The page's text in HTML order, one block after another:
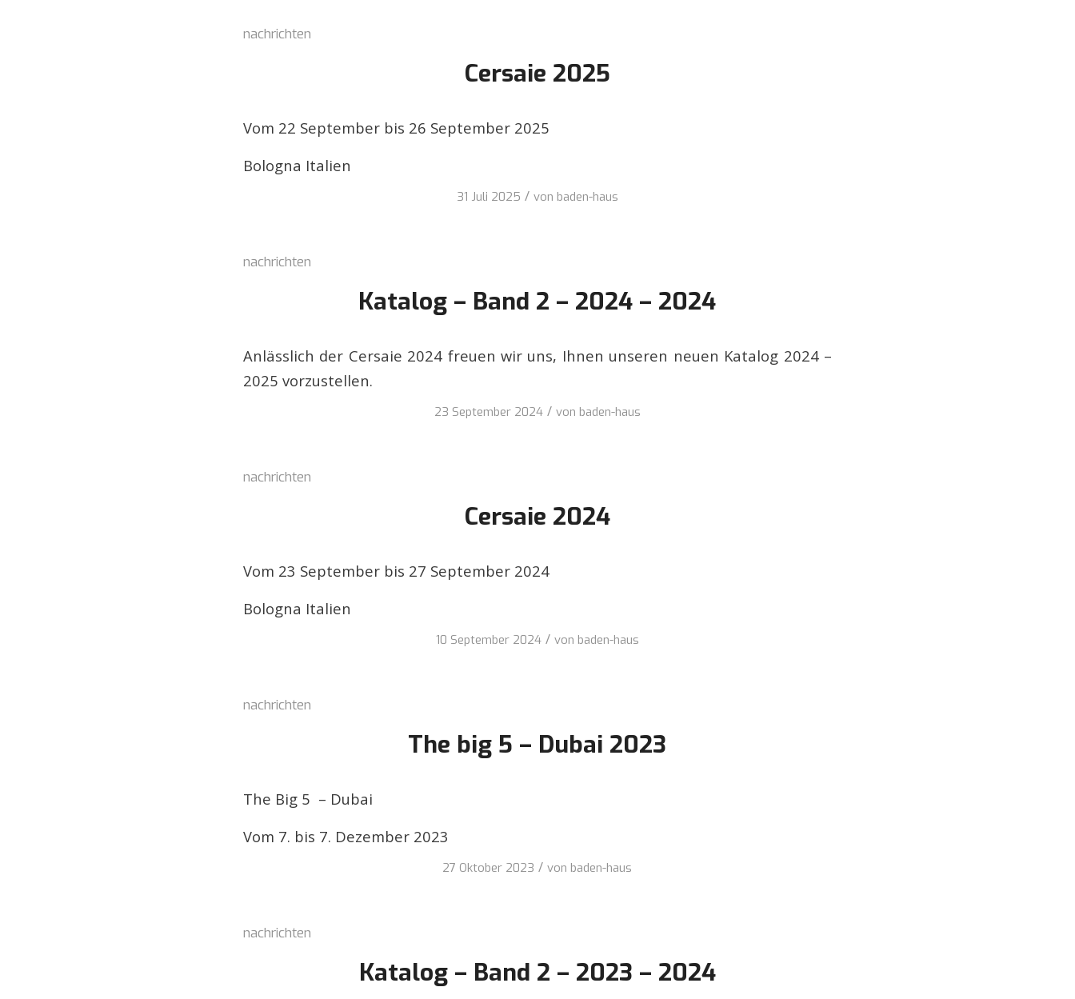
nachrichten
Cersaie 2025
Vom 22 September bis 26 September 2025
Bologna Italien
31 Juli 2025 / von baden-haus
nachrichten
Katalog – Band 2 – 2024 – 2024
Anlässlich der Cersaie 2024 freuen wir uns, Ihnen unseren neuen Katalog 2024 –
2025 vorzustellen.
23 September 2024 / von baden-haus
nachrichten
Cersaie 2024
Vom 23 September bis 27 September 2024
Bologna Italien
10 September 2024 / von baden-haus
nachrichten
The big 5 – Dubai 2023
The Big 5 – Dubai
Vom 7. bis 7. Dezember 2023
27 Oktober 2023 / von baden-haus
nachrichten
Katalog – Band 2 – 2023 – 2024